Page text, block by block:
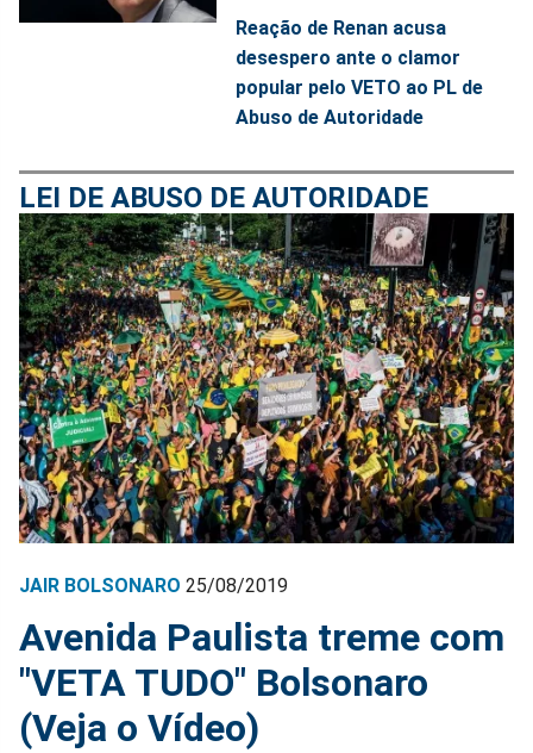
Reação de Renan acusa
desespero ante o clamor
popular pelo VETO ao PL de
Abuso de Autoridade
LEI DE ABUSO DE AUTORIDADE
JAIR BOLSONARO 25/08/2019
Avenida Paulista treme com
"VETA TUDO" Bolsonaro
(Veja o Vídeo)